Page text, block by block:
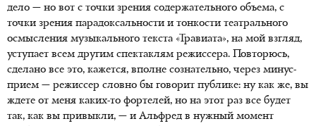
дело — но вот с точки зрения содержательного объема, с
точки зрения парадоксальности и тонкости театрального
осмысления музыкального текста «Травиата», на мой взгляд,
уступает всем другим спектаклям режиссера. Повторюсь,
сделано все это, кажется, вполне сознательно, через минус-
прием — режиссер словно бы говорит публике: ну как же, вы
ждете от меня каких-то фортелей, но на этот раз все будет
так, как вы привыкли, — и Альфред в нужный момент